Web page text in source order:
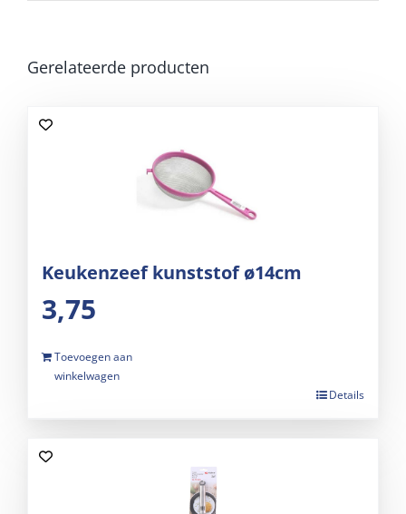
Gerelateerde producten
Keukenzeef kunststof ø14cm
3,75
Toevoegen aan
winkelwagen
Details